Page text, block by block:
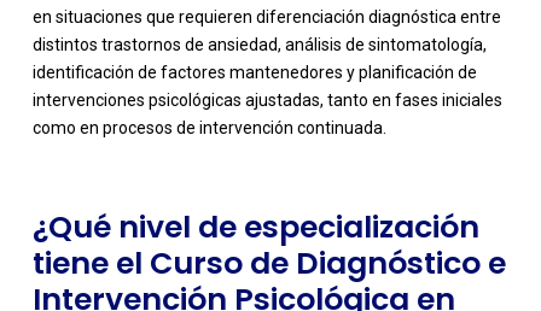
en situaciones que requieren diferenciación diagnóstica entre
distintos trastornos de ansiedad, análisis de sintomatología,
identificación de factores mantenedores y planificación de
intervenciones psicológicas ajustadas, tanto en fases iniciales
como en procesos de intervención continuada.
-
¿Qué nivel de especialización
tiene el Curso de Diagnóstico e
Intervención Psicológica en